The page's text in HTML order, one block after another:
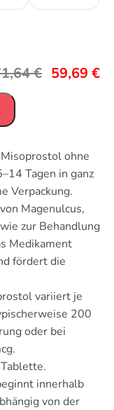
€ 59,69 €
ohne
Tagen in ganz
Verpackung.
Magenulcus,
zur Behandlung
Medikament
fördert die
variiert je
200
oder bei
innerhalb
von der